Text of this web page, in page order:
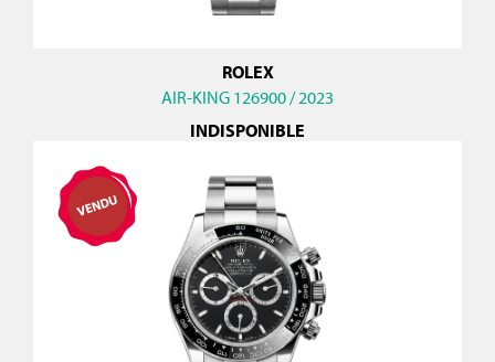
ROLEX
AIR-KING 126900 / 2023
INDISPONIBLE